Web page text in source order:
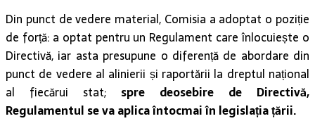
Din punct de vedere material, Comisia a adoptat o poziție
de forță: a optat pentru un Regulament care înlocuiește o
Directivă, iar asta presupune o diferență de abordare din
punct de vedere al alinierii și raportării la dreptul național
al fiecărui stat; spre deosebire de Directivă,
Regulamentul se va aplica întocmai în legislația țării.